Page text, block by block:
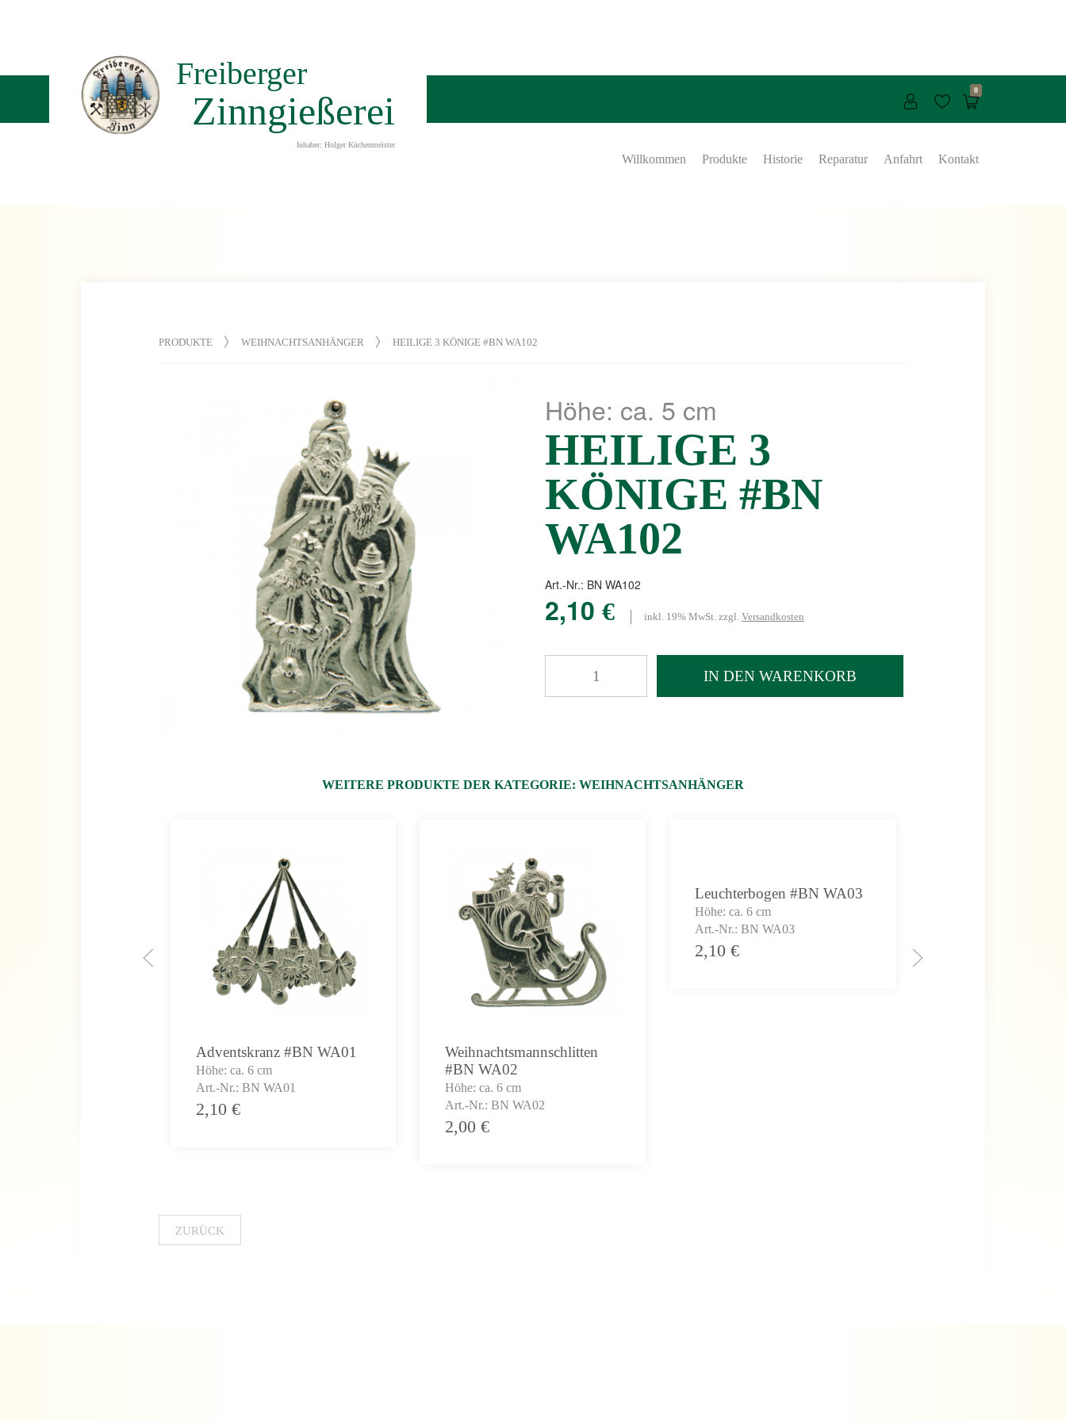
Freiberger
Zinngießerei
Inhaber: Holger Küchenmeister
0
Willkommen Produkte Historie Reparatur Anfahrt Kontakt
PRODUKTE WEIHNACHTSANHÄNGER HEILIGE 3 KÖNIGE #BN WA102
Höhe: ca. 5 cm
HEILIGE 3
KÖNIGE #BN
WA102
Art.-Nr.: BN WA102
2,10 € inkl. 19% MwSt. zzgl. Versandkosten
IN DEN WARENKORB
WEITERE PRODUKTE DER KATEGORIE: WEIHNACHTSANHÄNGER
Adventskranz #BN WA01
Höhe: ca. 6 cm
Art.-Nr.: BN WA01
2,10 €
Weihnachtsmannschlitten
#BN WA02
Höhe: ca. 6 cm
Art.-Nr.: BN WA02
2,00€
Leuchterbogen #BN WA03
Höhe: ca. 6 cm
Art.-Nr.: BN WA03
2,10€
ZURÜCK